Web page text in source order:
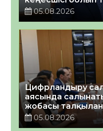
05.08.2026
Цифрландыру
аясында
жобасы
05.08.2026